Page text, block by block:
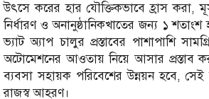
উৎসে করের হার যৌক্তিকভাবে হ্রাস করা,
নির্ধারণ ও অনানুষ্ঠানিকখাতের জন্য ১
ভ্যাট অ্যাপ চালুর প্রস্তাবের পাশাপাশি
অটোমেশনের আওতায় নিয়ে আসার প্রস্তাব
ব্যবসা সহায়ক পরিবেশের উন্নয়ন হবে,
রাজস্ব আহরণ।